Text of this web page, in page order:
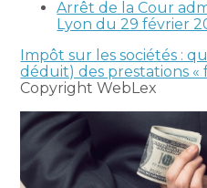
Arrêt de la Cour
Lyon du 29 février
Impôt sur les sociétés :
déduit) des prestations «
Copyright WebLex